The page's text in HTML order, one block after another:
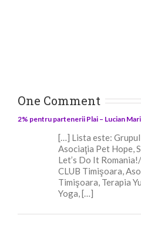
One Comment
2% pentru partenerii Plai – Lucian
[…] Lista este:
Asociaţia Pet Hope,
Let’s Do It
CLUB Timişoara,
Timişoara, Terapia
Yoga, […]